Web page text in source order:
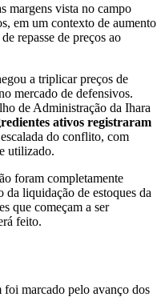
margens vista no campo
em um contexto de aumento
repasse de preços ao
a triplicar preços de
mercado de defensivos.
de Administração da Ihara
ativos registraram
do conflito, com
utilizado.
foram completamente
da liquidação de estoques da
que começam a ser
feito.
marcado pelo avanço dos